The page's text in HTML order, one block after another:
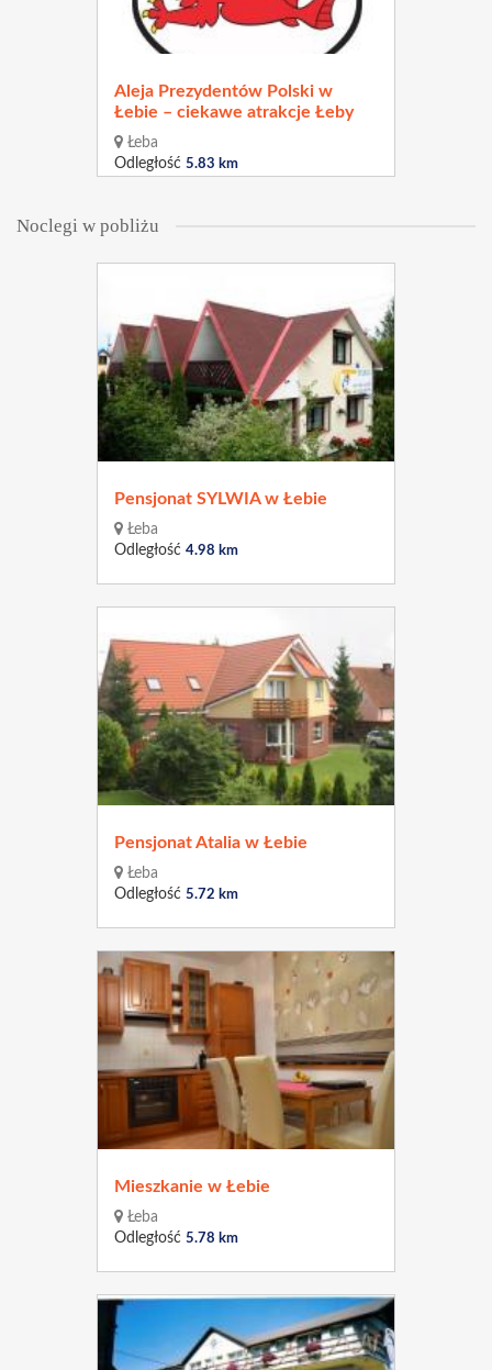
Aleja Prezydentów Polski w
Łebie – ciekawe atrakcje Łeby
Łeba
Odległość 5.83 km
Noclegi w pobliżu
Pensjonat SYLWIA w Łebie
Łeba
Odległość 4.98 km
Pensjonat Atalia w Łebie
Łeba
Odległość 5.72 km
Mieszkanie w Łebie
Łeba
Odległość 5.78 km